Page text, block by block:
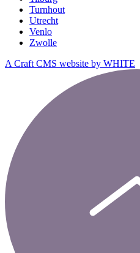
Turnhout
Utrecht
Venlo
Zwolle
A Craft CMS website by WHITE